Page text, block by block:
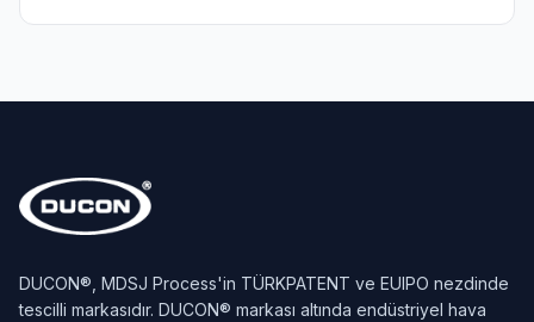
DUCON®, MDSJ Process'in TÜRKPATENT ve EUIPO nezdinde
tescilli markasıdır. DUCON® markası altında endüstriyel hava